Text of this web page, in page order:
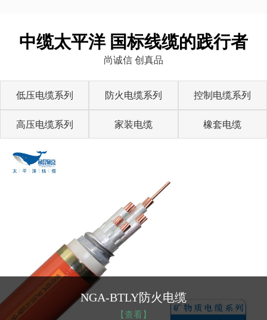
中缆太平洋 国标线缆的践行者
尚诚信 创真品
低压电缆系列 防火电缆系列 控制电缆系列
高压电缆系列 家装电缆 橡套电缆
NGA-BTLY防火电缆
【查看】